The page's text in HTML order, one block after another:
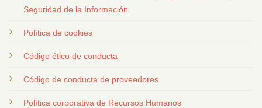
Seguridad de la Información
Política de cookies
Código ético de conducta
Código de conducta de proveedores
Política corporativa de Recursos Humanos